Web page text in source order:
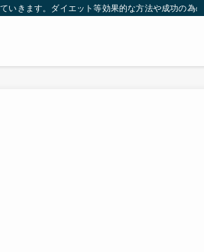
いきます。ダイエット等効果的な方法や成功の